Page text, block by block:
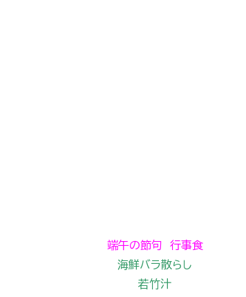
端午の節句 行事食
海鮮バラ散らし
若竹汁